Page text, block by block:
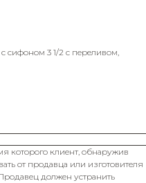
сифоном 3 1/2 с переливом,
которого клиент, обнаружив
от продавца или изготовителя
должен устранить